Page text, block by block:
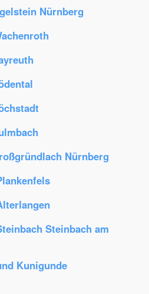
Nürnberg
Nürnberg
Steinbach am
Kunigunde